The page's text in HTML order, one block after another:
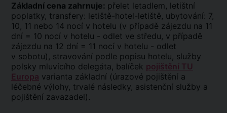
Základní cena zahrnuje: přelet letadlem, letištní
poplatky, transfery: letiště-hotel-letiště, ubytování: 7,
10, 11 nebo 14 nocí v hotelu (v případě zájezdu na 11
dní = 10 nocí v hotelu - odlet ve středu, v případě
zájezdu na 12 dní = 11 nocí v hotelu - odlet
v sobotu), stravování podle popisu hotelu, služby
polsky mluvícího delegáta, balíček pojištění TU
Europa varianta základní (úrazové pojištění a
léčebné výlohy, trvalé následky, asistenční služby a
pojištění zavazadel).